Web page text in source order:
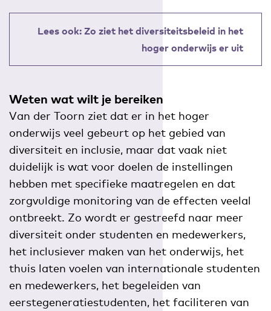
Lees ook: Zo ziet het diversiteitsbeleid in het
hoger onderwijs er uit
Weten wat wilt je bereiken
Van der Toorn ziet dat er in het hoger
onderwijs veel gebeurt op het gebied van
diversiteit en inclusie, maar dat vaak niet
duidelijk is wat voor doelen de instellingen
hebben met specifieke maatregelen en dat
zorgvuldige monitoring van de effecten veelal
ontbreekt. Zo wordt er gestreefd naar meer
diversiteit onder studenten en medewerkers,
het inclusiever maken van het onderwijs, het
thuis laten voelen van internationale studenten
en medewerkers, het begeleiden van
eerstegeneratiestudenten, het faciliteren van